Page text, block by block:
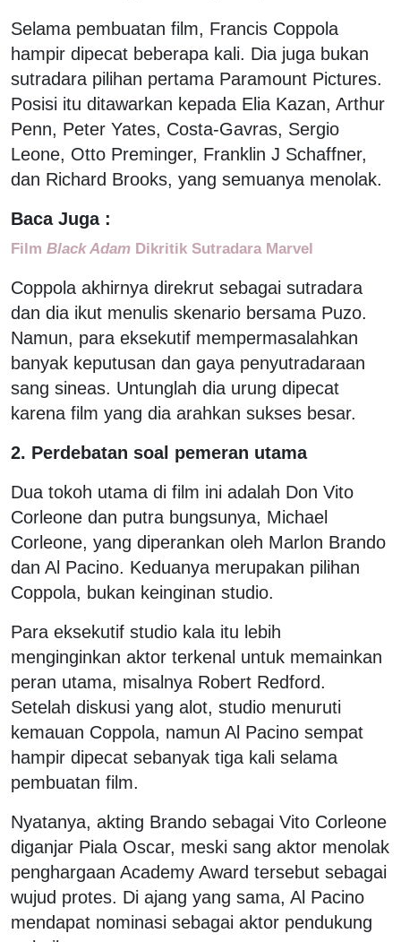
Selama pembuatan film, Francis Coppola
hampir dipecat beberapa kali. Dia juga bukan
sutradara pilihan pertama Paramount Pictures.
Posisi itu ditawarkan kepada Elia Kazan, Arthur
Penn, Peter Yates, Costa-Gavras, Sergio
Leone, Otto Preminger, Franklin J Schaffner,
dan Richard Brooks, yang semuanya menolak.
Baca Juga :
Film Black Adam Dikritik Sutradara Marvel
Coppola akhirnya direkrut sebagai sutradara
dan dia ikut menulis skenario bersama Puzo.
Namun, para eksekutif mempermasalahkan
banyak keputusan dan gaya penyutradaraan
sang sineas. Untunglah dia urung dipecat
karena film yang dia arahkan sukses besar.
2. Perdebatan soal pemeran utama
Dua tokoh utama di film ini adalah Don Vito
Corleone dan putra bungsunya, Michael
Corleone, yang diperankan oleh Marlon Brando
dan Al Pacino. Keduanya merupakan pilihan
Coppola, bukan keinginan studio.
Para eksekutif studio kala itu lebih
menginginkan aktor terkenal untuk memainkan
peran utama, misalnya Robert Redford.
Setelah diskusi yang alot, studio menuruti
kemauan Coppola, namun Al Pacino sempat
hampir dipecat sebanyak tiga kali selama
pembuatan film.
Nyatanya, akting Brando sebagai Vito Corleone
diganjar Piala Oscar, meski sang aktor menolak
penghargaan Academy Award tersebut sebagai
wujud protes. Di ajang yang sama, Al Pacino
mendapat nominasi sebagai aktor pendukung